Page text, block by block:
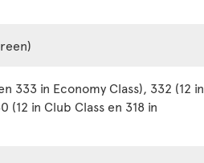
333 in Economy Class), 332 (12 in
(12 in Club Class en 318 in